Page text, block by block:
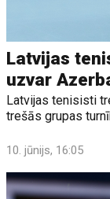
Latvijas
uzvar
Latvijas tenisisti
trešās grupas
10. jūnijs, 16:05